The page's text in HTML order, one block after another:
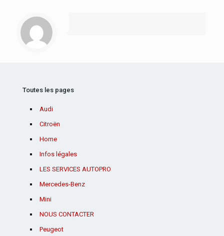
Toutes les pages
Audi
Citroën
Home
Infos légales
LES SERVICES AUTOPRO
Mercedes-Benz
Mini
NOUS CONTACTER
Peugeot